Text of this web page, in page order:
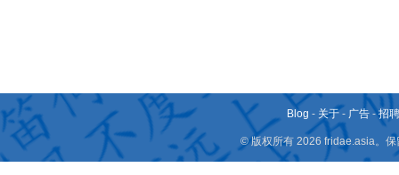
Blog - 关于 - 广告 -招
© 版权所有 2026 fridae.asia。